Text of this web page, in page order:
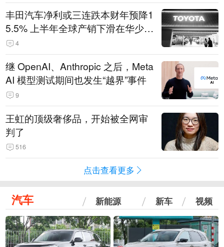
丰田汽车净利或三连跌本财年预降1
5.5% 上半年全球产销下滑在华少卖
14.3万辆
4
继 OpenAI、Anthropic 之后，Meta
AI 模型测试期间也发生“越界”事件
9
王虹的顶级奢侈品，开始被全网审
判了
516
点击查看更多
汽车 新能源 新车 视频